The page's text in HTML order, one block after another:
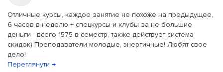
Отличные курсы, каждое занятие не похоже на предыдущее,
6 часов в неделю + спецкурсы и клубы за не большие
деньги - всего 1575 в семестр, также действует система
скидок) Преподаватели молодые, энергичные! Любят свое
дело!
Переглянути →